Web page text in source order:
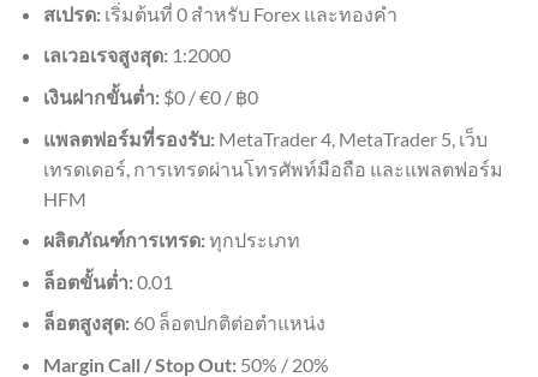
สเปรด:เริ่มต้นที่ 0 สำหรับ Forex และทองคำ
เลเวอเรจสูงสุด:1:2000
เงินฝากขั้นต่ำ:$0 / €0 / ฿0
แพลตฟอร์มที่รองรับ:MetaTrader 4, MetaTrader 5, เว็บ
เทรดเดอร์, การเทรดผ่านโทรศัพท์มือถือ และแพลตฟอร์ม
HFM
ผลิตภัณฑ์การเทรด:ทุกประเภท
ล็อตขั้นต่ำ:0.01
ล็อตสูงสุด:60 ล็อตปกติต่อตำแหน่ง
Margin Call / Stop Out:50% / 20%